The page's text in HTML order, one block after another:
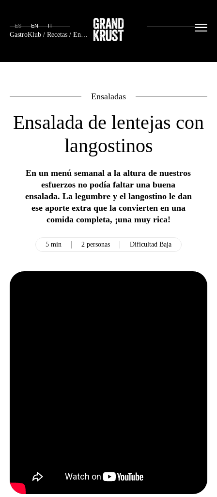
GastroKlub / Recetas / Ensalada de lentejas con langostinos
ES EN IT
Ensaladas
Ensalada de lentejas con
langostinos
En un menú semanal a la altura de nuestros
esfuerzos no podía faltar una buena
ensalada. La legumbre y el langostino le dan
ese aporte extra que la convierten en una
comida completa, ¡una muy rica!
5 min 2 personas Dificultad Baja